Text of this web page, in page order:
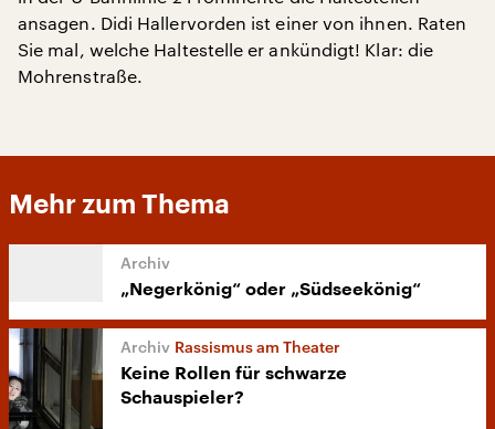
ansagen. Didi Hallervorden ist einer von ihnen. Raten
Sie mal, welche Haltestelle er ankündigt! Klar: die
Mohrenstraße.
Mehr zum Thema
„Negerkönig“ oder „Südseekönig“
Rassismus am Theater
Keine Rollen für schwarze
Schauspieler?